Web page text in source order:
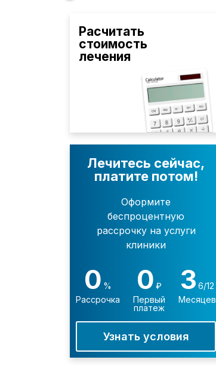
Расчитать
стоимость
лечения
Лечитесь сейчас,
платите потом!
Оформите
беспроцентную
рассрочку на услуги
клиники
0 %
Рассрочка
0 ₽
Первый
платеж
3 6/12
Месяцев
Узнать условия